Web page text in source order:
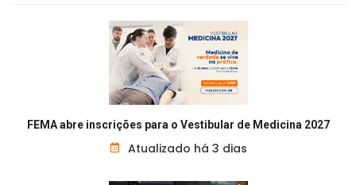
FEMA abre inscrições para o Vestibular de Medicina 2027
Atualizado há 3 dias